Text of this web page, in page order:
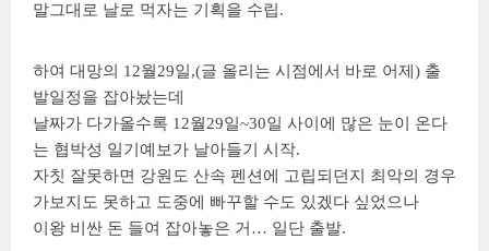
말그대로 날로 먹자는 기획을 수립.
하여 대망의 12월29일,(글 올리는 시점에서 바로 어제) 출
발일정을 잡아놨는데
날짜가 다가올수록 12월29일~30일 사이에 많은 눈이 온다
는 협박성 일기예보가 날아들기 시작.
자칫 잘못하면 강원도 산속 펜션에 고립되던지 최악의 경우
가보지도 못하고 도중에 빠꾸할 수도 있겠다 싶었으나
이왕 비싼 돈 들여 잡아놓은 거… 일단 출발.